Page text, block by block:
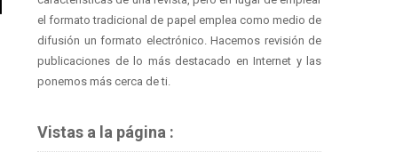
el formato tradicional de papel emplea como medio de
difusión un formato electrónico. Hacemos revisión de
publicaciones de lo más destacado en Internet y las
ponemos más cerca de ti.
Vistas a la página :